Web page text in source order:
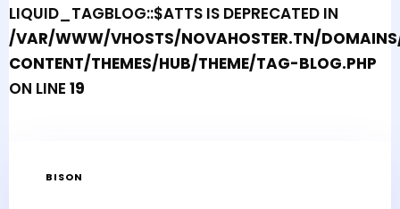
LIQUID_TAGBLOG::$ATTS IS DEPRECATED IN
/VAR/WWW/VHOSTS/NOVAHOSTER.TN/
CONTENT/THEMES/HUB/THEME/TAG-BLOG.PHP
ON LINE 19
BISON